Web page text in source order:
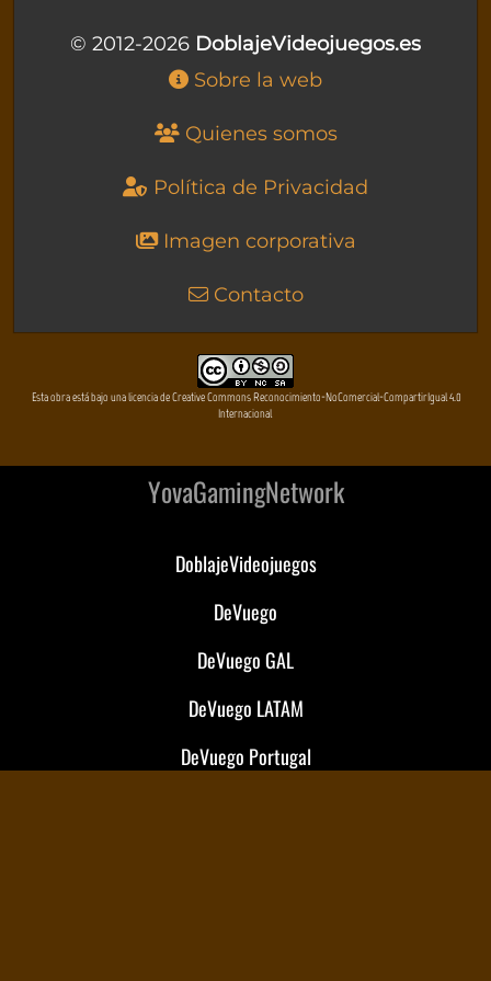
© 2012-2026 DoblajeVideojuegos.es
Sobre la web
Quienes somos
Política de Privacidad
Imagen corporativa
Contacto
Esta obra está bajo una licencia de Creative Commons Reconocimiento-NoComercial-CompartirIgual 4.0
Internacional
YovaGamingNetwork
DoblajeVideojuegos
DeVuego
DeVuego GAL
DeVuego LATAM
DeVuego Portugal